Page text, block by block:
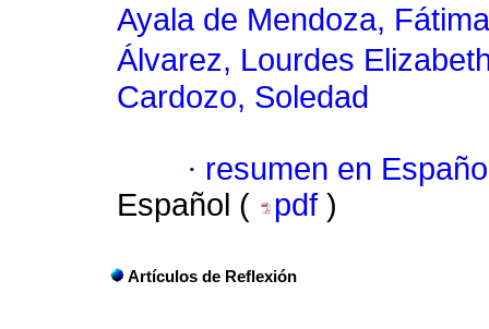
Ayala de Mendoza, Fátima
Álvarez, Lourdes
Cardozo, Soledad
· resumen en
Español (
pdf )
Artículos de Reflexión